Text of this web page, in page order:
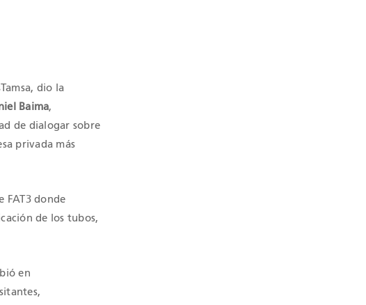
dio la
Baima,
de dialogar sobre
privada más
FAT3 donde
de los tubos,
en